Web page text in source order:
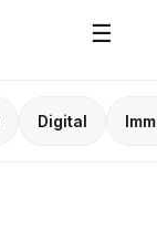
☰
Digital